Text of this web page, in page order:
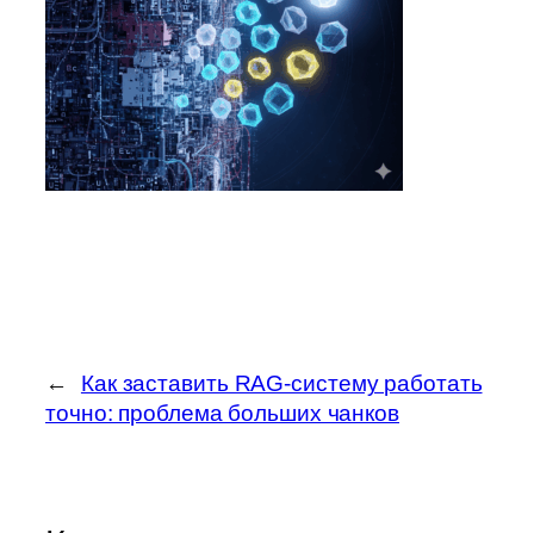
←
Как заставить RAG-систему работать
точно: проблема больших чанков